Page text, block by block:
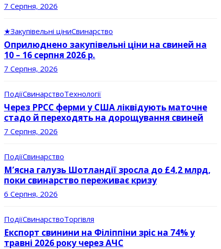
7 Серпня, 2026
★Закупівельні ціниСвинарство
Оприлюднено закупівельні ціни на свиней на
10 – 16 серпня 2026 р.
7 Серпня, 2026
ПодіїСвинарствоТехнології
Через РРСС ферми у США ліквідують маточне
стадо й переходять на дорощування свиней
7 Серпня, 2026
ПодіїСвинарство
М’ясна галузь Шотландії зросла до £4,2 млрд,
поки свинарство переживає кризу
6 Серпня, 2026
ПодіїСвинарствоТоргівля
Експорт свинини на Філіппіни зріс на 74% у
травні 2026 року через АЧС